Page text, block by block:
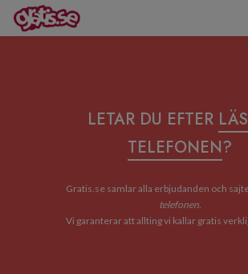
LETAR DU EFTER
TELEFONEN?
Gratis.se samlar alla erbjudanden och
telefonen.
Vi garanterar att allting vi kallar gratis